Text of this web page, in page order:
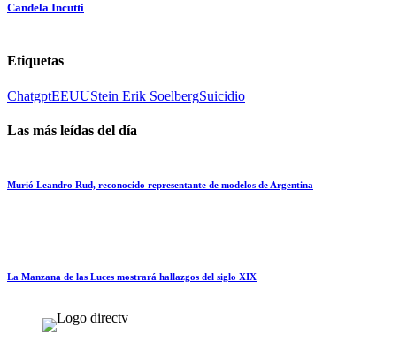
Candela Incutti
Etiquetas
ChatgptEEUUStein Erik SoelbergSuicidio
Las más leídas del día
Murió Leandro Rud, reconocido representante de modelos de Argentina
La Manzana de las Luces mostrará hallazgos del siglo XIX